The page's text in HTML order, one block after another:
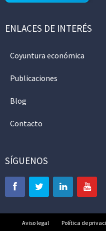
ENLACES DE INTERÉS
Coyuntura económica
Publicaciones
Blog
Contacto
SÍGUENOS
Aviso legal Política de